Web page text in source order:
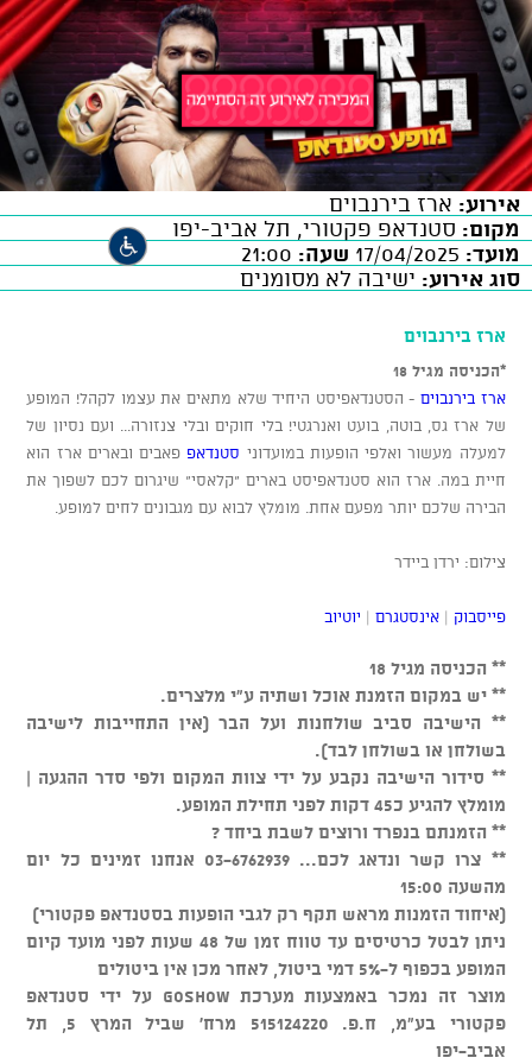
אירוע: ארז בירנבוים
מקום: סטנדאפ פקטורי, תל אביב-יפו
מועד:
שעה:
סוג אירוע: ישיבה לא מסומנים
ארז בירנבוים
*הכניסה מגיל 18
ארז בירנבוים - הסטנדאפיסט היחיד שלא מתאים את עצמו לקהל! המופע
של ארז גס, בוטה, בועט ואנרגטי! בלי חוקים ובלי צנזורה... ועם נסיון של
למעלה מעשור ואלפי הופעות במועדוני סטנדאפ פאבים ובארים ארז הוא
חיית במה. ארז הוא סטנדאפיסט בארים "קלאסי" שיגרום לכם לשפוך את
הבירה שלכם יותר מפעם אחת. מומלץ לבוא עם מגבונים לחים למופע.
צילום: ירדן ביידר
פייסבוק |אינסטגרם | יוטיוב
** הכניסה מגיל 18
** יש במקום הזמנת אוכל ושתיה ע"י מלצרים.
** הישיבה סביב שולחנות ועל הבר (אין התחייבות לישיבה
בשולחן או בשולחן לבד).
** סידור הישיבה נקבע על ידי צוות המקום ולפי סדר ההגעה |
מומלץ להגיע כ45 דקות לפני תחילת המופע.
** הזמנתם בנפרד ורוצים לשבת ביחד ?
** צרו קשר ונדאג לכם... 03-6762939 אנחנו זמינים כל יום
מהשעה 15:00
(איחוד הזמנות מראש תקף רק לגבי הופעות בסטנדאפ פקטורי)
ניתן לבטל כרטיסים עד טווח זמן של 48 שעות לפני מועד קיום
המופע בכפוף ל-5% דמי ביטול, לאחר מכן אין ביטולים
מוצר זה נמכר באמצעות מערכת GOSHOW על ידי סטנדאפ
פקטורי בע"מ, ח.פ. 515124220 מרח' שביל המרץ 5, תל
אביב-יפו